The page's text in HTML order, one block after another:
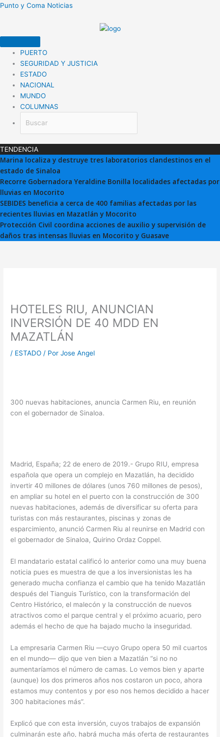
Ir
Punto y Coma Noticias
PUERTO
SEGURIDAD Y JUSTICIA
ESTADO
NACIONAL
MUNDO
COLUMNAS
TENDENCIA
Marina localiza y destruye tres laboratorios clandestinos en el
estado de Sinaloa
Recorre Gobernadora Yeraldine Bonilla localidades afectadas por
lluvias en Mocorito
SEBIDES beneficia a cerca de 400 familias afectadas por las
recientes lluvias en Mazatlán y Mocorito
Protección Civil coordina acciones de auxilio y supervisión de
daños tras intensas lluvias en Mocorito y Guasave
HOTELES RIU, ANUNCIAN
INVERSIÓN DE 40 MDD EN
MAZATLÁN
/ ESTADO / PorJose Angel
300 nuevas habitaciones, anuncia Carmen Riu, en reunión
con el gobernador de Sinaloa.
Madrid, España; 22 de enero de 2019.- Grupo RIU, empresa
española que opera un complejo en Mazatlán, ha decidido
invertir 40 millones de dólares (unos 760 millones de pesos),
en ampliar su hotel en el puerto con la construcción de 300
nuevas habitaciones, además de diversificar su oferta para
turistas con más restaurantes, piscinas y zonas de
esparcimiento, anunció Carmen Riu al reunirse en Madrid con
el gobernador de Sinaloa, Quirino Ordaz Coppel.
El mandatario estatal calificó lo anterior como una muy buena
noticia pues es muestra de que a los inversionistas les ha
generado mucha confianza el cambio que ha tenido Mazatlán
después del Tianguis Turístico, con la transformación del
Centro Histórico, el malecón y la construcción de nuevos
atractivos como el parque central y el próximo acuario, pero
además el hecho de que ha bajado mucho la inseguridad.
La empresaria Carmen Riu —cuyo Grupo opera 50 mil cuartos
en el mundo— dijo que ven bien a Mazatlán “si no no
aumentaríamos el número de camas. Lo vemos bien y aparte
(aunque) los dos primeros años nos costaron un poco, ahora
estamos muy contentos y por eso nos hemos decidido a hacer
300 habitaciones más”.
Explicó que con esta inversión, cuyos trabajos de expansión
culminarán este año, habrá mucha más oferta de restaurantes